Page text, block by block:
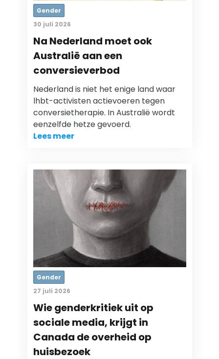
Gender
30 juli 2026
Na Nederland moet ook
Australië aan een
conversieverbod
Nederland is niet het enige land waar
lhbt-activisten actievoeren tegen
conversietherapie. In Australië wordt
eenzelfde hetze gevoerd.
Lees meer
Gender
27 juli 2026
Wie genderkritiek uit op
sociale media, krijgt in
Canada de overheid op
huisbezoek